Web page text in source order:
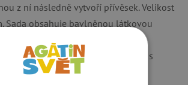
z ní následně vytvoří přívěsek. Velikost
Sada obsahuje bavlněnou látkovou
4 lahvičky s akrylovými
k dozdobení a kovový kroužek s